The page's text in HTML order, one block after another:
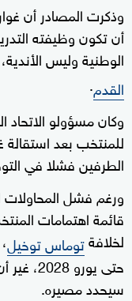
وذكرت المصادر أن
أن تكون وظيفته
الوطنية وليس
القدم.
وكان مسؤولو الاتحاد
الطرفين فشلا في
ورغم فشل المحاولات
قائمة اهتمامات
لخلافةتوماس توخيل
حتى
سيحدد مصيره.